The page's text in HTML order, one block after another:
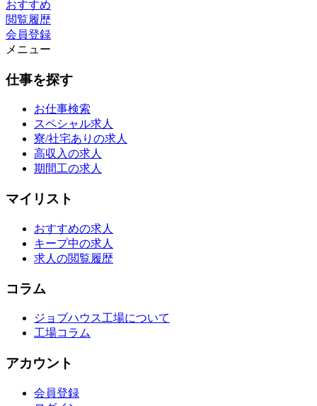
おすすめ
閲覧履歴
会員登録
メニュー
仕事を探す
お仕事検索
スペシャル求人
寮/社宅ありの求人
高収入の求人
期間工の求人
マイリスト
おすすめの求人
キープ中の求人
求人の閲覧履歴
コラム
ジョブハウス工場について
工場コラム
アカウント
会員登録